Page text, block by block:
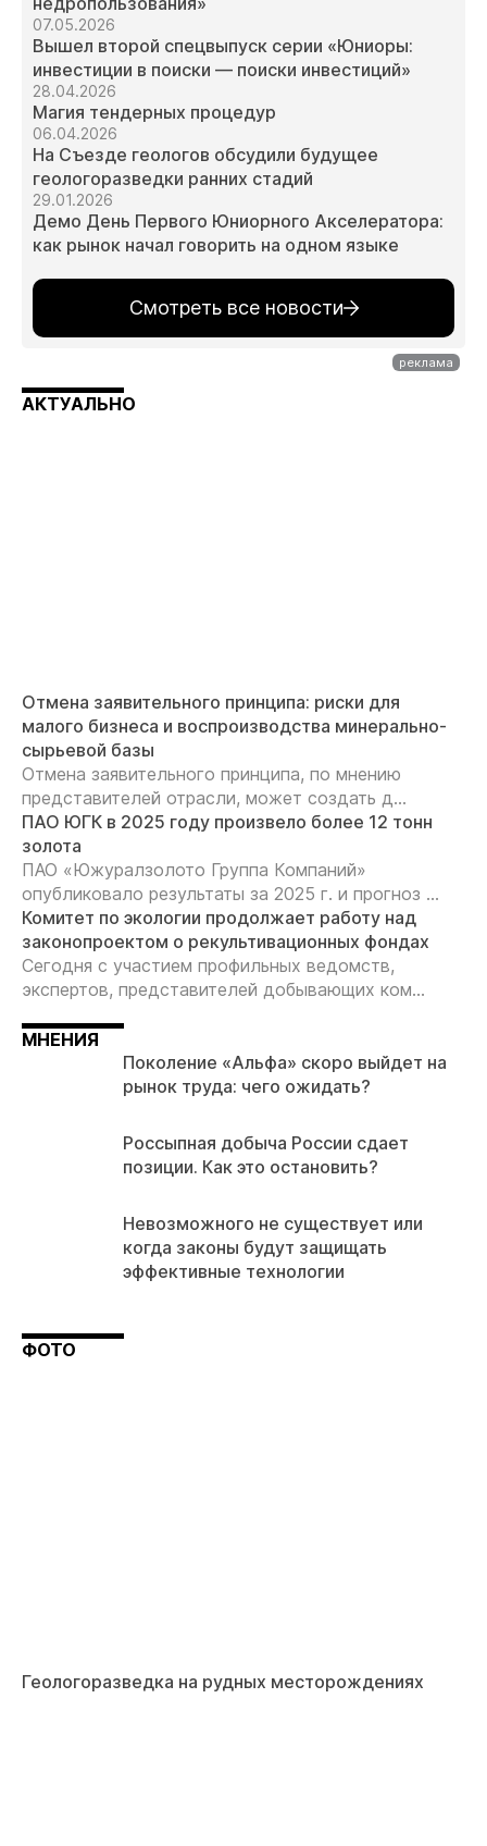
07.05.2026
Вышел второй спецвыпуск серии «Юниоры:
инвестиции в поиски — поиски инвестиций»
28.04.2026
Магия тендерных процедур
06.04.2026
На Съезде геологов обсудили будущее
геологоразведки ранних стадий
29.01.2026
Демо День Первого Юниорного Акселератора:
как рынок начал говорить на одном языке
Смотреть все новости
АКТУАЛЬНО
Отмена заявительного принципа: риски для
малого бизнеса и воспроизводства минерально-
сырьевой базы
Отмена заявительного принципа, по мнению
представителей отрасли, может создать д...
ПАО ЮГК в 2025 году произвело более 12 тонн
золота
ПАО «Южуралзолото Группа Компаний»
опубликовало результаты за 2025 г. и прогноз ...
Комитет по экологии продолжает работу над
законопроектом о рекультивационных фондах
Сегодня с участием профильных ведомств,
экспертов, представителей добывающих ком...
МНЕНИЯ
Поколение «Альфа» скоро выйдет на
рынок труда: чего ожидать?
Россыпная добыча России сдает
позиции. Как это остановить?
Невозможного не существует или
когда законы будут защищать
эффективные технологии
ФОТО
Геологоразведка на рудных месторождениях